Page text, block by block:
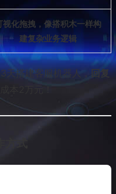
视化拖拽，像搭积木一样构
建复杂业务逻辑
天搭建客服机器人，回复
本2万元！